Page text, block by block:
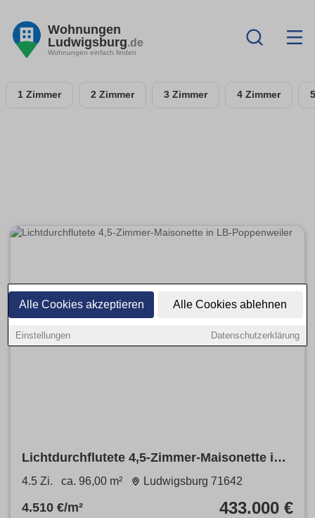
Alle Cookies akzeptieren Alle Cookies ablehnen
Einstellungen Datenschutzerklärung
Wohnungen
Ludwigsburg.de
Wohnungen einfach finden
1 Zimmer 2 Zimmer 3 Zimmer 4 Zimmer
Lichtdurchflutete 4,5-Zimmer-Maisonette in
LB-Poppenweiler
4.5 Zi. ca. 96,00 m² Ludwigsburg 71642
4.510 €/m² 433.000 €